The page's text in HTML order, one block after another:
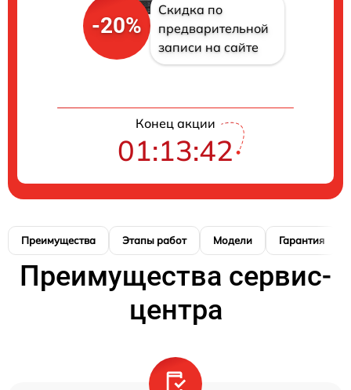
-20%
Скидка по
предварительной
записи на сайте
Конец акции
01:13:41
Преимущества Этапы работ Модели Гарантия
Преимущества сервис-
центра